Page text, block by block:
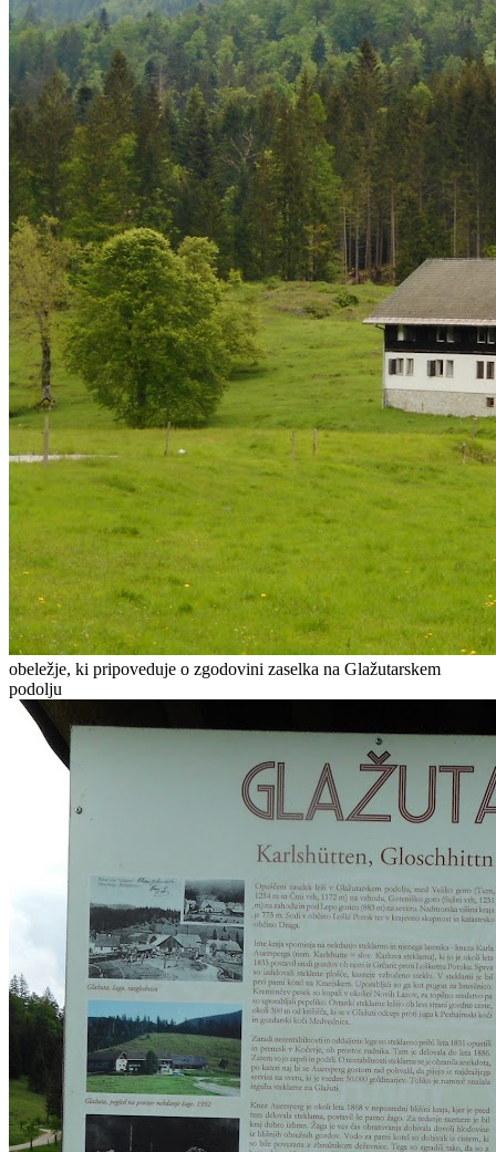
obeležje, ki pripoveduje o zgodovini zaselka na Glažutarskem
podolju